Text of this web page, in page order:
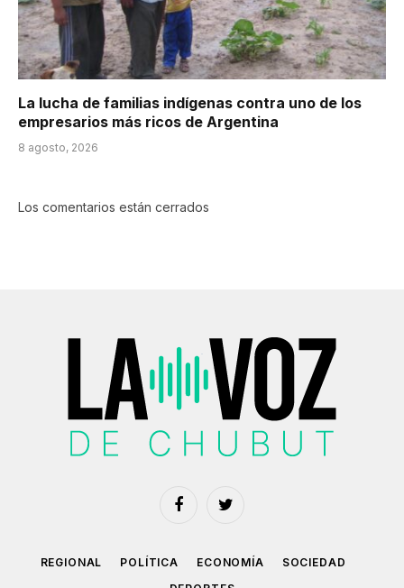
La lucha de familias indígenas contra uno de los
empresarios más ricos de Argentina
8 agosto, 2026
Los comentarios están cerrados
FacebookTwitter
REGIONAL POLÍTICA ECONOMÍA
SOCIEDAD